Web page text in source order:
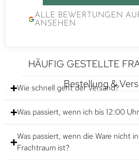
ALLE BEWERTUNGEN
ANSEHEN
HÄUFIG GESTELLTE
Bestellung &
Wie schnell geht der Versand?
Was passiert, wenn ich bis 12:00
Was passiert, wenn die Ware nicht
Frachtraum ist?